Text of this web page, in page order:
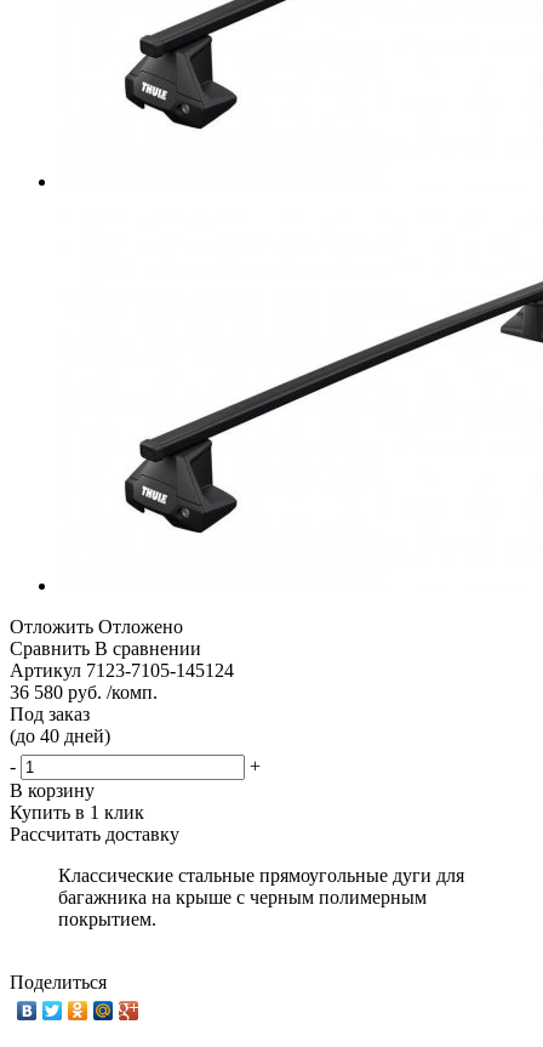
Отложить Отложено
Сравнить В сравнении
Артикул 7123-7105-145124
36 580 руб. /комп.
Под заказ
(до 40 дней)
-
+
В корзину
Купить в 1 клик
Рассчитать доставку
Классические стальные прямоугольные дуги для
багажника на крыше с черным полимерным
покрытием.
Поделиться